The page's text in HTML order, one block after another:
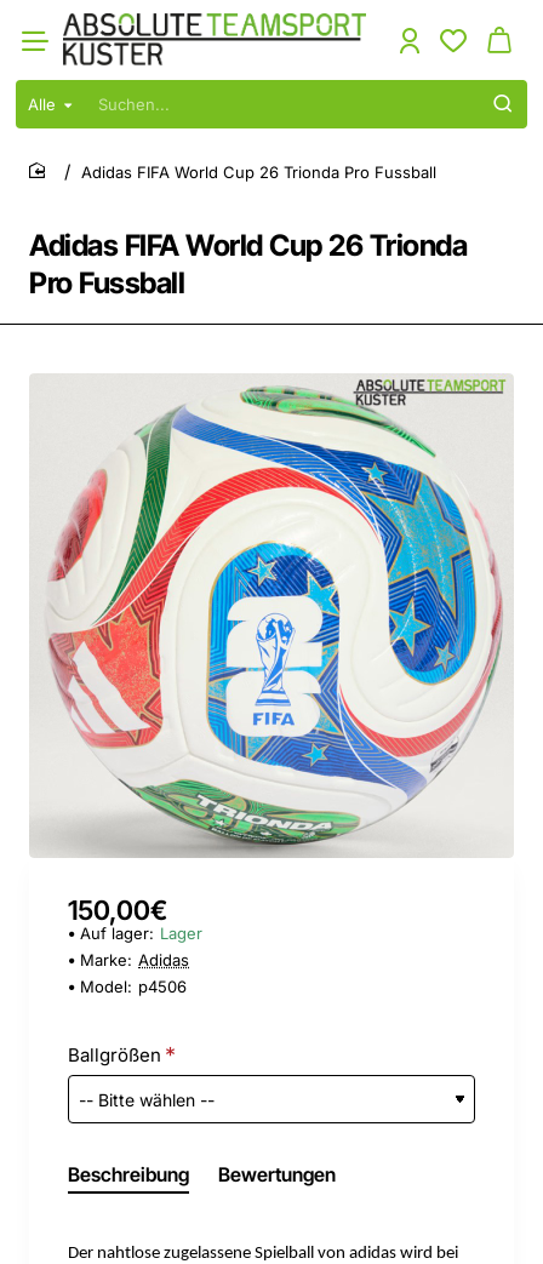
Alle
Suchen...
Adidas FIFA World Cup 26 Trionda
Pro Fussball
home
Adidas FIFA World Cup 26 Trionda Pro Fussball
150,00€
Auf lager: Lager
Marke: Adidas
Model: p4506
Ballgrößen
Beschreibung Bewertungen
Der nahtlose zugelassene Spielball von adidas wird bei